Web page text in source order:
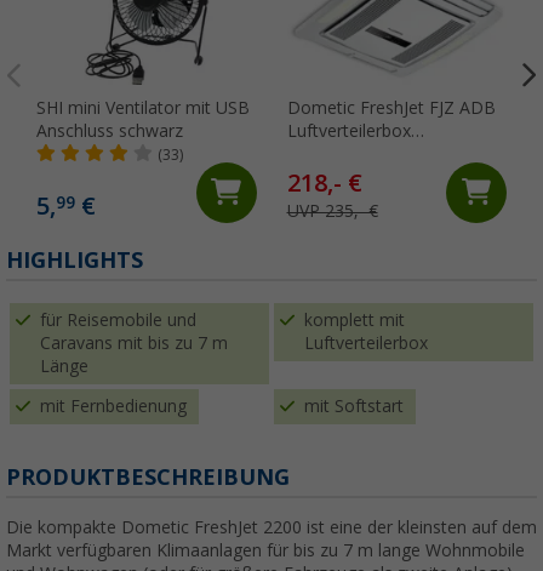
SHI mini Ventilator mit USB
Anschluss schwarz
(33)
5,99 €
Dometic FreshJet FJZ ADB
Luftverteilerbox
FJZ7 Serien warmes Licht
218,- €
UVP 235,- €
HIGHLIGHTS
für Reisemobile und
Caravans mit bis zu 7 m
Länge
komplett mit
Luftverteilerbox
mit Fernbedienung mit Softstart
PRODUKTBESCHREIBUNG
Die kompakte Dometic FreshJet 2200 ist eine der kleinsten auf dem
Markt verfügbaren Klimaanlagen für bis zu 7 m lange Wohnmobile